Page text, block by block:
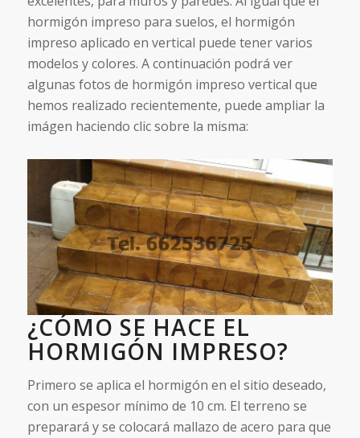
hormigón impreso para suelos, el hormigón
impreso aplicado en vertical puede tener varios
modelos y colores. A continuación podrá ver
algunas fotos de hormigón impreso vertical que
hemos realizado recientemente, puede ampliar la
imágen haciendo clic sobre la misma:
¿CÓMO SE HACE EL
HORMIGÓN IMPRESO?
Primero se aplica el hormigón en el sitio deseado,
con un espesor mínimo de 10 cm. El terreno se
preparará y se colocará mallazo de acero para que